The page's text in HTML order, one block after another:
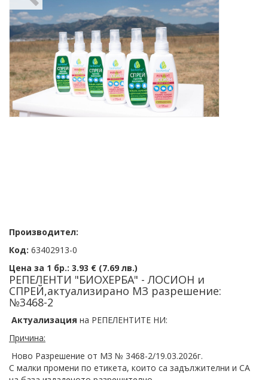
Производител:
Код: 63402913-0
Цена за 1 бр.: 3.93 € (7.69 лв.)
РЕПЕЛЕНТИ "БИОХЕРБА" - ЛОСИОН и
СПРЕЙ,актуализирано МЗ разрешение:
№3468-2
Актуализация на РЕПЕЛЕНТИТЕ НИ:
Причина:
Ново Разрешение от МЗ № 3468-2/19.03.2026г.
С малки промени по етикета, които са задължителни и СА